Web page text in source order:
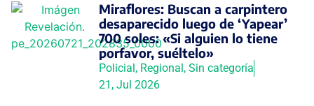
Miraflores: Buscan a carpintero
desaparecido luego de ‘Yapear’
700 soles: «Si alguien lo tiene
porfavor, suéltelo»
Policial, Regional, Sin categoría
21, Jul 2026